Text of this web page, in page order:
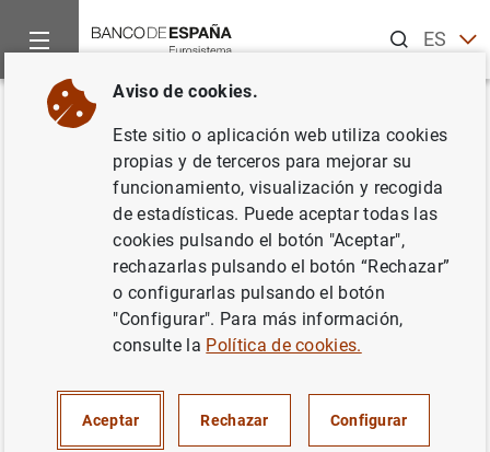
ESEN
Inicio Publicaciones
Volver
Informe Anual 2004
Serie: Informe Anual delBCE.
Aviso de cookies.
Este sitio o aplicación web utiliza cookies
propias y de terceros para mejorar su
funcionamiento, visualización y recogida
de estadísticas. Puede aceptar todas las
cookies pulsando el botón "Aceptar",
rechazarlas pulsando el botón “Rechazar”
o configurarlas pulsando el botón
"Configurar". Para más información,
consulte la Política de cookies.
Aceptar Rechazar Configurar